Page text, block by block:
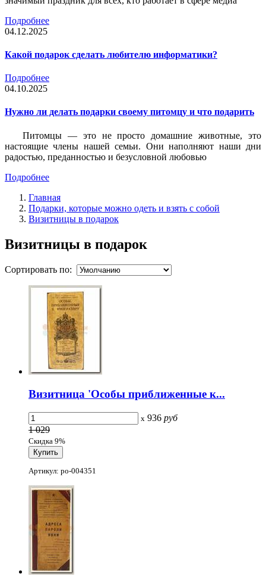
Подробнее
04.12.2025
Какой подарок сделать любителю информатики?
Подробнее
04.10.2025
Нужно ли делать подарки своему питомцу и что подарить
Питомцы — это не просто домашние животные, это
настоящие члены нашей семьи. Они наполняют наши дни
радостью, преданностью и безусловной любовью
Подробнее
Главная
Подарки, которые можно одеть и взять с собой
Визитницы в подарок
Визитницы в подарок
Сортировать по:
Визитница 'Особы приближенные к...
x 936 руб
1 029
Скидка 9%
Артикул: po-004351